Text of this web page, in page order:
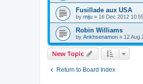
Fusillade aux USA
by miju » 16 Dec 2012
Robin Williams
by Ankhsenamon » 12 Aug
New Topic
Return to Board Index